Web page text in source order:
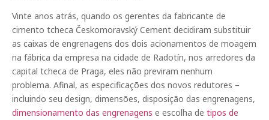
Vinte anos atrás, quando os gerentes da fabricante de
cimento tcheca Českomoravský Cement decidiram substituir
as caixas de engrenagens dos dois acionamentos de moagem
na fábrica da empresa na cidade de Radotín, nos arredores da
capital tcheca de Praga, eles não previram nenhum
problema. Afinal, as especificações dos novos redutores –
incluindo seu design, dimensões, disposição das engrenagens,
dimensionamento das engrenagens e escolha de tipos de